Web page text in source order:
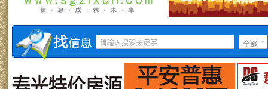
全部